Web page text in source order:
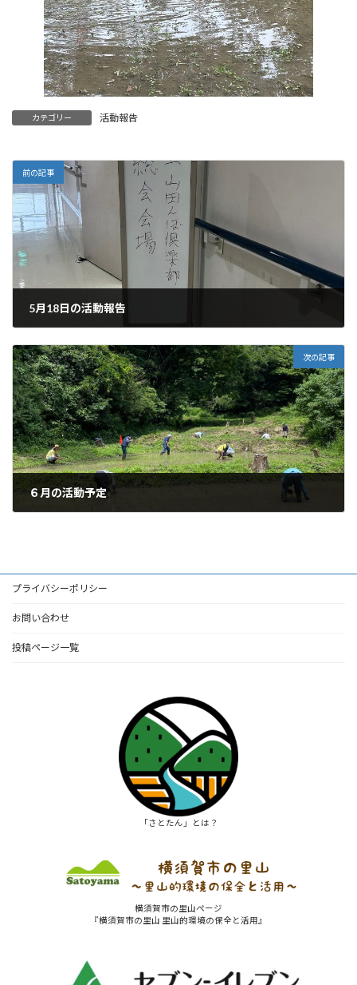
カテゴリー 活動報告
前の記事
5月18日の活動報告
次の記事
６月の活動予定
プライバシーポリシー
お問い合わせ
投稿ページ一覧
「さとたん」とは？
横須賀市の里山ページ
『横須賀市の里山 里山的環境の保全と活用』